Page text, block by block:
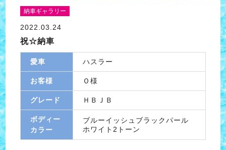
納車ギャラリー
2022.03.24
祝☆納車
愛車 ハスラー
お客様 Ｏ様
グレード ＨＢＪＢ
ボディー
カラー
ブルーイッシュブラックパール
ホワイト2トーン